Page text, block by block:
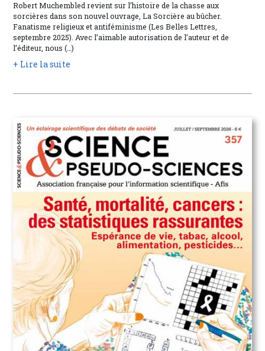
Robert Muchembled revient sur l’histoire de la chasse aux
sorcières dans son nouvel ouvrage, La Sorcière au bûcher.
Fanatisme religieux et antiféminisme (Les Belles Lettres,
septembre 2025). Avec l’aimable autorisation de l’auteur et de
l’éditeur, nous (…)
+ Lire la suite